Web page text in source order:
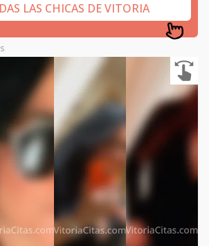
LAS CHICAS DE VITORIA